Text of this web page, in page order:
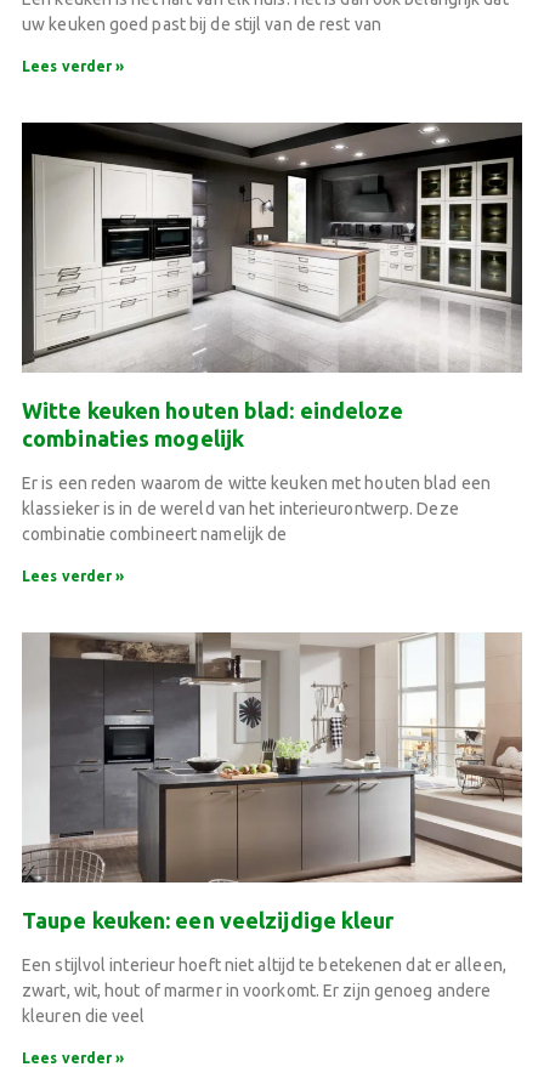
uw keuken goed past bij de stijl van de rest van
Lees verder »
Witte keuken houten blad: eindeloze
combinaties mogelijk
Er is een reden waarom de witte keuken met houten blad een
klassieker is in de wereld van het interieurontwerp. Deze
combinatie combineert namelijk de
Lees verder »
Taupe keuken: een veelzijdige kleur
Een stijlvol interieur hoeft niet altijd te betekenen dat er alleen,
zwart, wit, hout of marmer in voorkomt. Er zijn genoeg andere
kleuren die veel
Lees verder »